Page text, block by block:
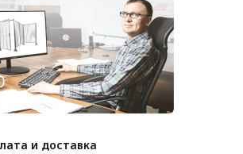
и доставка